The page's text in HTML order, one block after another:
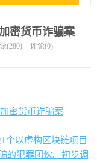
密货币诈骗案
(280) 评论(0)
密货币诈骗案
个以虚构区块链项目
的犯罪团伙。初步调